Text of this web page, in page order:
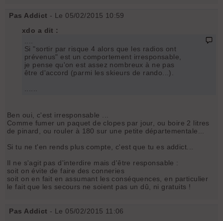
Pas Addict - Le 05/02/2015 10:59
xdo a dit :
Si "sortir par risque 4 alors que les radios ont
prévenus" est un comportement irresponsable,
je pense qu'on est assez nombreux à ne pas
être d'accord (parmi les skieurs de rando...).
Ben oui, c'est irresponsable ...
Comme fumer un paquet de clopes par jour, ou boire 2 litres
de pinard, ou rouler à 180 sur une petite départementale...
Si tu ne t'en rends plus compte, c'est que tu es addict...
Il ne s'agit pas d'interdire mais d'être responsable :
soit on évite de faire des conneries
soit on en fait en assumant les conséquences, en particulier
le fait que les secours ne soient pas un dû, ni gratuits !
Pas Addict - Le 05/02/2015 11:06